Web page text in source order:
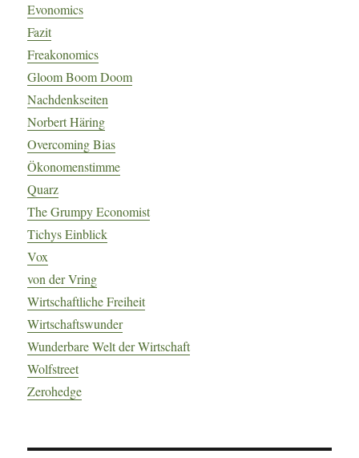
Evonomics
Fazit
Freakonomics
Gloom Boom Doom
Nachdenkseiten
Norbert Häring
Overcoming Bias
Ökonomenstimme
Quarz
The Grumpy Economist
Tichys Einblick
Vox
von der Vring
Wirtschaftliche Freiheit
Wirtschaftswunder
Wunderbare Welt der Wirtschaft
Wolfstreet
Zerohedge